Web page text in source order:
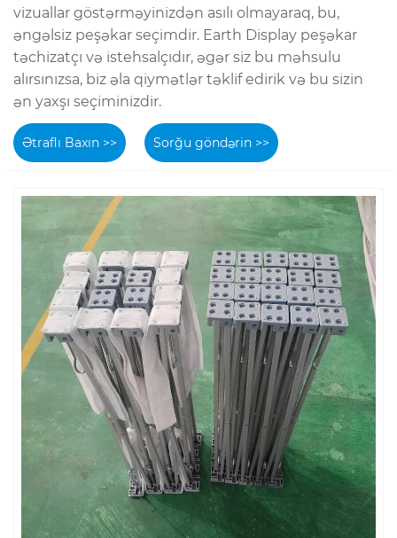
vizuallar göstərməyinizdən asılı olmayaraq, bu,
əngəlsiz peşəkar seçimdir. Earth Display peşəkar
təchizatçı və istehsalçıdır, əgər siz bu məhsulu
alırsınızsa, biz əla qiymətlər təklif edirik və bu sizin
ən yaxşı seçiminizdir.
Ətraflı Baxın >> Sorğu göndərin >>